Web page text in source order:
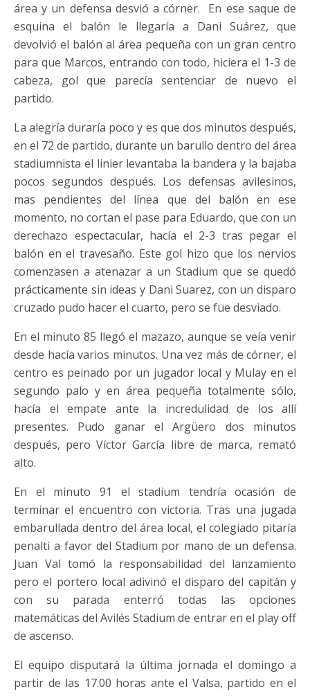
área y un defensa desvió a córner. En ese saque de
esquina el balón le llegaría a Dani Suárez, que
devolvió el balón al área pequeña con un gran centro
para que Marcos, entrando con todo, hiciera el 1-3 de
cabeza, gol que parecía sentenciar de nuevo el
partido.
La alegría duraría poco y es que dos minutos después,
en el 72 de partido, durante un barullo dentro del área
stadiumnista el linier levantaba la bandera y la bajaba
pocos segundos después. Los defensas avilesinos,
mas pendientes del línea que del balón en ese
momento, no cortan el pase para Eduardo, que con un
derechazo espectacular, hacía el 2-3 tras pegar el
balón en el travesaño. Este gol hizo que los nervios
comenzasen a atenazar a un Stadium que se quedó
prácticamente sin ideas y Dani Suarez, con un disparo
cruzado pudo hacer el cuarto, pero se fue desviado.
En el minuto 85 llegó el mazazo, aunque se veía venir
desde hacía varios minutos. Una vez más de córner, el
centro es peinado por un jugador local y Mulay en el
segundo palo y en área pequeña totalmente sólo,
hacía el empate ante la incredulidad de los allí
presentes. Pudo ganar el Argüero dos minutos
después, pero Víctor García libre de marca, remató
alto.
En el minuto 91 el stadium tendría ocasión de
terminar el encuentro con victoria. Tras una jugada
embarullada dentro del área local, el colegiado pitaría
penalti a favor del Stadium por mano de un defensa.
Juan Val tomó la responsabilidad del lanzamiento
pero el portero local adivinó el disparo del capitán y
con su parada enterró todas las opciones
matemáticas del Avilés Stadium de entrar en el play off
de ascenso.
El equipo disputará la última jornada el domingo a
partir de las 17.00 horas ante el Valsa, partido en el